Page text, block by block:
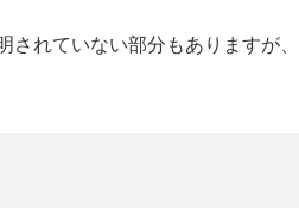
されていない部分もありますが